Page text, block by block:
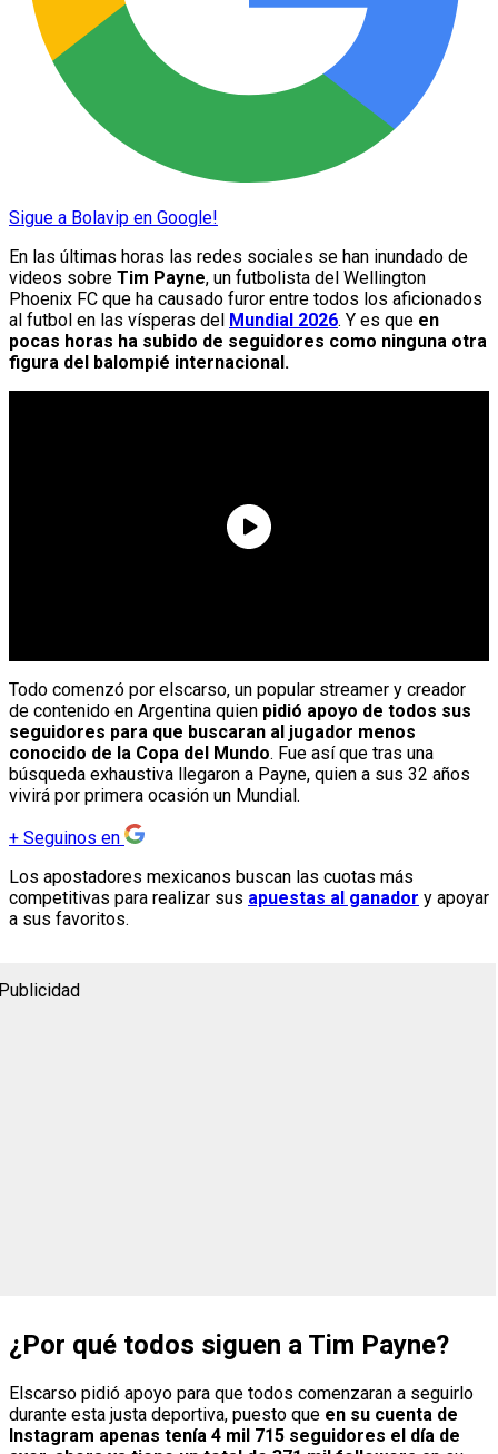
Sigue a Bolavip en Google!
En las últimas horas las redes sociales se han inundado de
videos sobre Tim Payne, un futbolista del Wellington
Phoenix FC que ha causado furor entre todos los aficionados
al futbol en las vísperas del Mundial 2026. Y es que en
pocas horas ha subido de seguidores como ninguna otra
figura del balompié internacional.
Todo comenzó por elscarso, un popular streamer y creador
de contenido en Argentina quien pidió apoyo de todos sus
seguidores para que buscaran al jugador menos
conocido de la Copa del Mundo. Fue así que tras una
búsqueda exhaustiva llegaron a Payne, quien a sus 32 años
vivirá por primera ocasión un Mundial.
+ Seguinos en
Los apostadores mexicanos buscan las cuotas más
competitivas para realizar sus apuestas al ganador y apoyar
a sus favoritos.
¿Por qué todos siguen a Tim Payne?
Elscarso pidió apoyo para que todos comenzaran a seguirlo
durante esta justa deportiva, puesto que en su cuenta de
Instagram apenas tenía 4 mil 715 seguidores el día de